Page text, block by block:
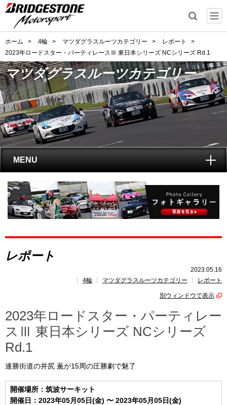
ホーム > 4輪 > マツダグラスルーツカテゴリー > レポート
>
2023年ロードスター・パーティレースⅢ 東日本シリーズ NCシリーズ Rd.1
マツダグラスルーツカテゴリー
MENU
トップ
マツダグラスルーツカテゴリーとは?
レポート
レース開催
レポート
2023.05.16
4輪
マツダグラスルーツカテゴリー レポート
別ウィンドウで表示
2023年ロードスター・パーティレー
スⅢ 東日本シリーズ NCシリーズ
Rd.1
連勝街道の井尻 薫が15周の圧勝劇で魅了
開催場所：筑波サーキット
開催日：2023年05月05日(金) 〜 2023年05月05日(金)